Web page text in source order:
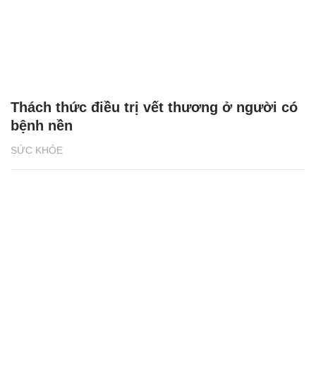
SỨC KHỎE
Thách thức điều trị vết thương ở người có
bệnh nền